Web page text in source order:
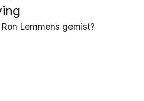
ZZP Update met Ron Lemmens gemist?